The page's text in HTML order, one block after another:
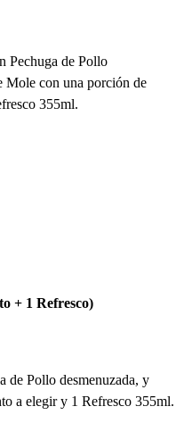
Pechuga de Pollo
Mole con una porción de
355ml.
+ 1 Refresco)
de Pollo desmenuzada, y
a elegir y 1 Refresco 355ml.